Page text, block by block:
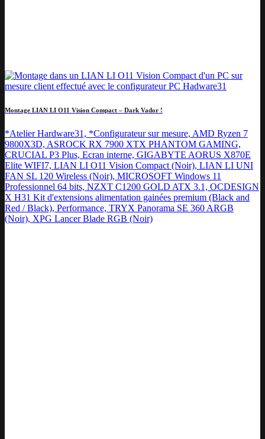
Montage LIAN LI O11 Vision Compact – Dark Vador !
*Atelier Hardware31, *Configurateur sur mesure, AMD Ryzen 7
9800X3D, ASROCK RX 7900 XTX PHANTOM GAMING,
CRUCIAL P3 Plus, Ecran interne, GIGABYTE AORUS X870E
Elite WIFI7, LIAN LI O11 Vision Compact (Noir), LIAN LI UNI
FAN SL 120 Wireless (Noir), MICROSOFT Windows 11
Professionnel 64 bits, NZXT C1200 GOLD ATX 3.1, OCDESIGN
X H31 Kit d'extensions alimentation gainées premium (Black and
Red / Black), Performance, TRYX Panorama SE 360 ARGB
(Noir), XPG Lancer Blade RGB (Noir)